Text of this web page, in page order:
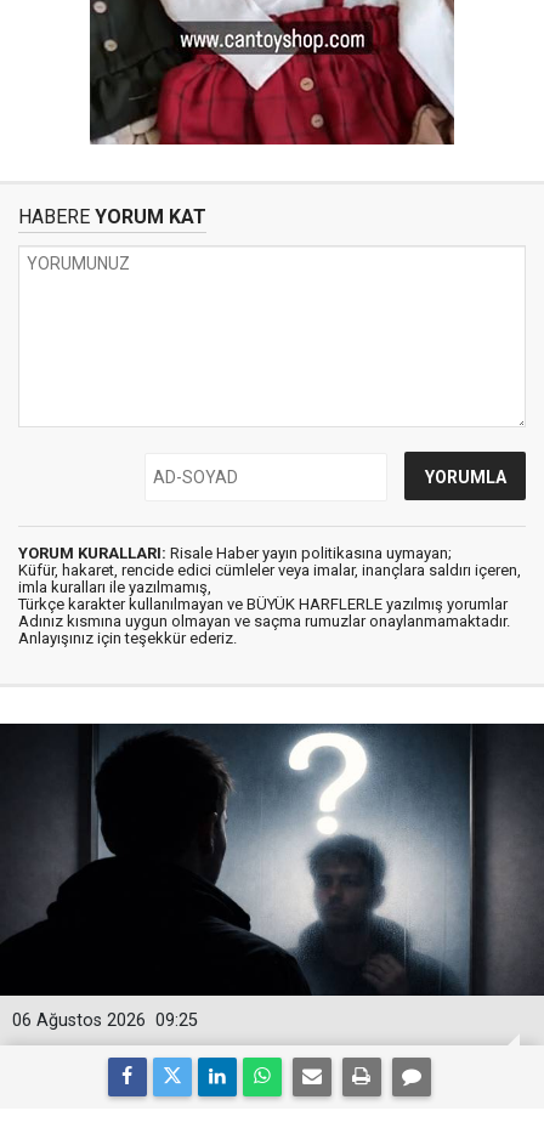
HABERE YORUM KAT
YORUM KURALLARI: Risale Haber yayın politikasına uymayan;
Küfür, hakaret, rencide edici cümleler veya imalar, inançlara saldırı içeren,
imla kuralları ile yazılmamış,
Türkçe karakter kullanılmayan ve BÜYÜK HARFLERLE yazılmış yorumlar
Adınız kısmına uygun olmayan ve saçma rumuzlar onaylanmamaktadır.
Anlayışınız için teşekkür ederiz.
09:25
06 Ağustos 2026